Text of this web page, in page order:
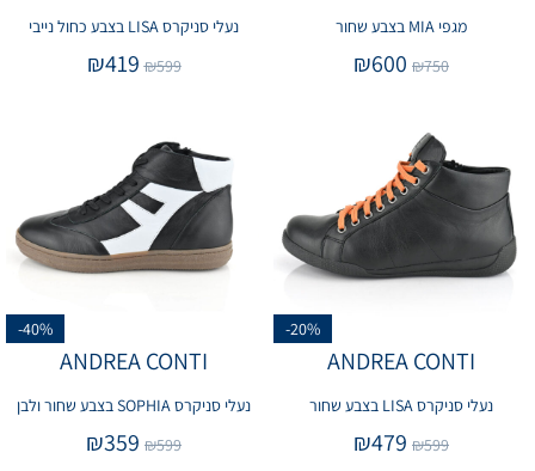
מגפי MIA בצבע שחור
₪750
₪600
נעלי סניקרס LISA בצבע כחול נייבי
₪599
₪419
-20%
ANDREA CONTI
נעלי סניקרס LISA בצבע שחור
₪599
₪479
-40%
ANDREA CONTI
נעלי סניקרס SOPHIA בצבע שחור ולבן
₪599
₪359